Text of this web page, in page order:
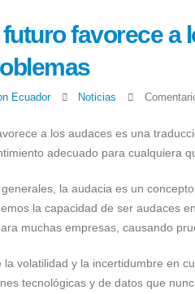
futuro favorece a
Ecuador Noticias
a los audaces es una
adecuado para cualquiera
la audacia es un
la capacidad de ser audaces
muchas empresas, causando
la volatilidad y la incertidumbre en
tecnológicas y de datos que